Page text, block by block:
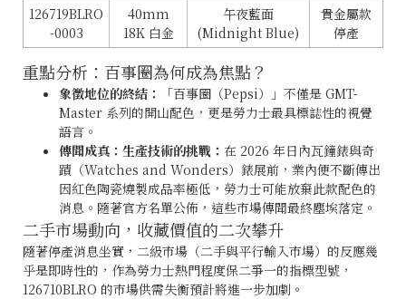
126719BLRO
-0003
40mm
18K 白金
午夜藍面
(Midnight Blue)
貴金屬款
停產
重點分析：百事圈為何成為焦點？
象徵地位的終結：
「百事圈（Pepsi）」不僅是 GMT-
Master 系列的開山配色，更是勞力士最具標誌性的視覺
語言。
傳聞成真：生產技術的挑戰： 在 2026 年日內瓦鐘錶與奇
蹟（Watches and Wonders）錶展前，業內便不斷傳出
因紅色陶瓷燒製成品率極低，勞力士可能放棄此款配色的
消息。隨著官方名單公佈，這些市場傳聞最終塵埃落定。
二手市場動向，收藏價值的二次攀升
隨著停產消息坐實，二級市場（二手與平行輸入市場）的反應幾
乎是即時性的，作為勞力士熱門程度保二爭一的指標型號，
126710BLRO 的市場供需失衡預計將進一步加劇。